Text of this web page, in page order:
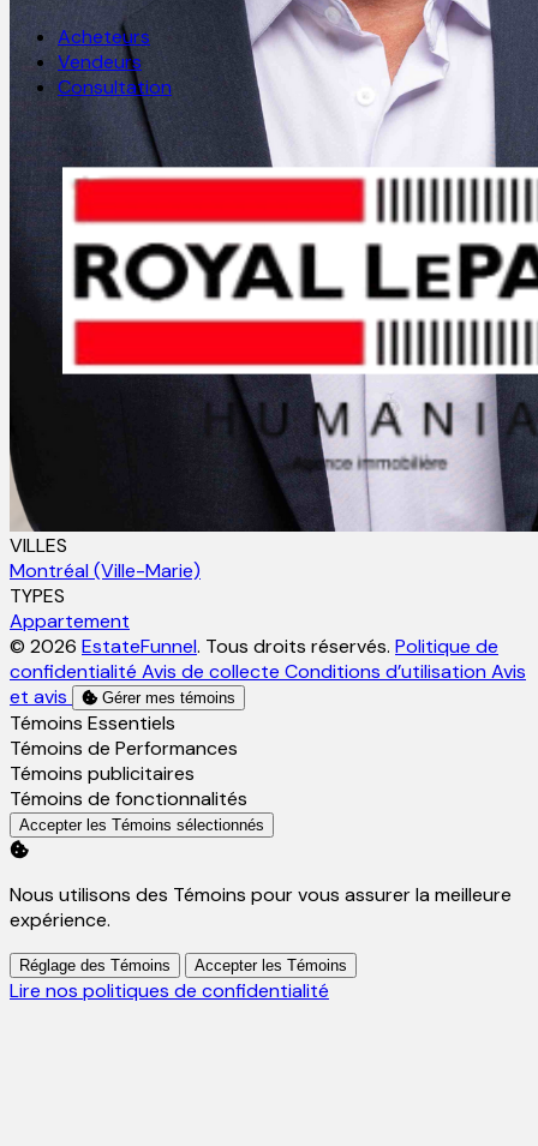
Acheteurs
Vendeurs
Consultation
VILLES
Montréal (Ville-Marie)
TYPES
Appartement
© 2026 EstateFunnel. Tous droits réservés. Politique de
confidentialité Avis de collecte Conditions d’utilisation Avis
et avis
Gérer mes témoins
Activer
Témoins Essentiels
Activer
Témoins de Performances
Activer
Témoins publicitaires
Activer
Témoins de fonctionnalités
Accepter les Témoins sélectionnés
Nous utilisons des Témoins pour vous assurer la meilleure
expérience.
Réglage des Témoins Accepter les Témoins
Lire nos politiques de confidentialité